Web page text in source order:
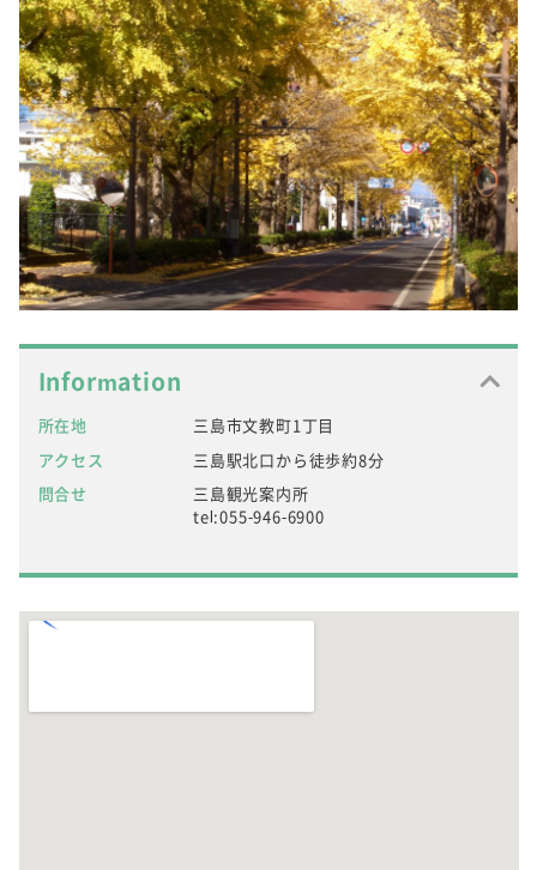
Information
所在地
三島市文教町1丁目
アクセス
三島駅北口から徒歩約8分
問合せ
三島観光案内所
tel:055-946-6900